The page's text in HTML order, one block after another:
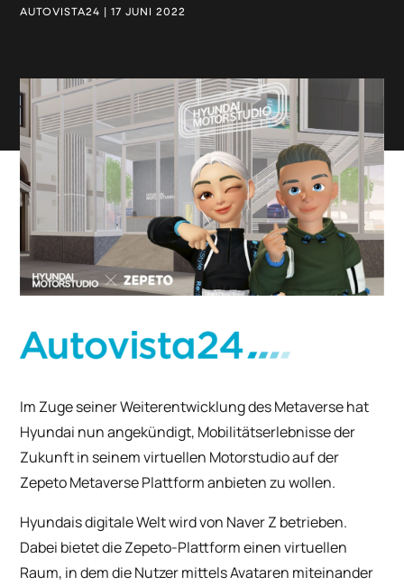
AUTOVISTA24 | 17 JUNI 2022
Im Zuge seiner Weiterentwicklung des Metaverse hat
Hyundai nun angekündigt, Mobilitätserlebnisse der
Zukunft in seinem virtuellen Motorstudio auf der
Zepeto Metaverse Plattform anbieten zu wollen.
Hyundais digitale Welt wird von Naver Z betrieben.
Dabei bietet die Zepeto-Plattform einen virtuellen
Raum, in dem die Nutzer mittels Avataren miteinander